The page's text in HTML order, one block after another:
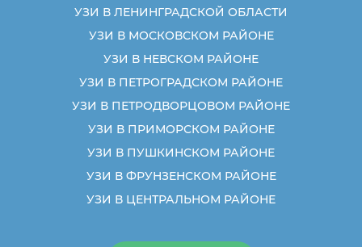
УЗИ В ЛЕНИНГРАДСКОЙ ОБЛАСТИ
УЗИ В МОСКОВСКОМ РАЙОНЕ
УЗИ В НЕВСКОМ РАЙОНЕ
УЗИ В ПЕТРОГРАДСКОМ РАЙОНЕ
УЗИ В ПЕТРОДВОРЦОВОМ РАЙОНЕ
УЗИ В ПРИМОРСКОМ РАЙОНЕ
УЗИ В ПУШКИНСКОМ РАЙОНЕ
УЗИ В ФРУНЗЕНСКОМ РАЙОНЕ
УЗИ В ЦЕНТРАЛЬНОМ РАЙОНЕ